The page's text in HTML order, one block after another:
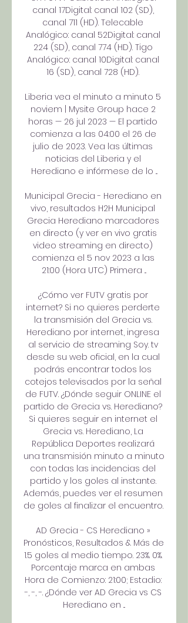
canal 17Digital: canal 102 (SD),
canal 711 (HD). Telecable
Analógico: canal 52Digital: canal
224 (SD), canal 774 (HD). Tigo
Analógico: canal 10Digital: canal
16 (SD), canal 728 (HD).
Liberia vea el minuto a minuto 5
noviem | Mysite Group hace 2
horas — 26 jul 2023 — El partido
comienza a las 04:00 el 26 de
julio de 2023. Vea las últimas
noticias del Liberia y el
Herediano e infórmese de lo ...
Municipal Grecia - Herediano en
vivo, resultados H2H Municipal
Grecia Herediano marcadores
en directo (y ver en vivo gratis
video streaming en directo)
comienza el 5 nov 2023 a las
21:00 (Hora UTC) Primera ...
¿Cómo ver FUTV gratis por
internet? Si no quieres perderte
la transmisión del Grecia vs.
Herediano por internet, ingresa
al servicio de streaming Soy. tv
desde su web oficial, en la cual
podrás encontrar todos los
cotejos televisados por la señal
de FUTV. ¿Dónde seguir ONLINE el
partido de Grecia vs. Herediano?
Si quieres seguir en internet el
Grecia vs. Herediano, La
República Deportes realizará
una transmisión minuto a minuto
con todas las incidencias del
partido y los goles al instante.
Además, puedes ver el resumen
de goles al finalizar el encuentro.
AD Grecia - CS Herediano »
Pronósticos, Resultados & Más de
1.5 goles al medio tiempo. 23%. 0%.
Porcentaje marca en ambas
Hora de Comienzo: 21:00; Estadio:
-, -, -. ¿Dónde ver AD Grecia vs CS
Herediano en ...